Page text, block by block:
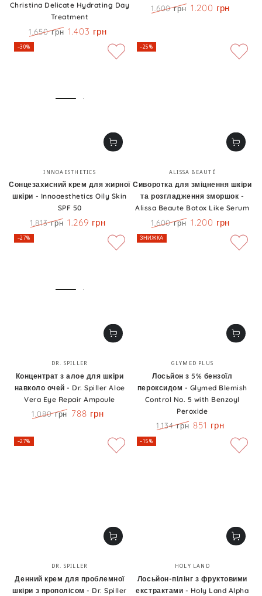
Christina Delicate Hydrating Day
Treatment
Ціна
1.650 грн 1.403 грн
1.600 грн 1.200 грн
Бренд:
INNOAESTHETICS
Сонцезахисний крем для жирної
шкіри - Innoaesthetics Oily Skin
SPF 50
Ціна
1.813 грн 1.269 грн
–30%
Бренд:
ALISSA BEAUTÉ
Сиворотка для зміцнення шкіри
та розгладження зморшок -
Alissa Beaute Botox Like Serum
Ціна
1.600 грн 1.200 грн
–25%
Бренд:
DR. SPILLER
Концентрат з алое для шкіри
навколо очей - Dr. Spiller Aloe
Vera Eye Repair Ampoule
1.080 грн 788 грн
–27%
Бренд:
GLYMED PLUS
Лосьйон з 5% бензоїл
пероксидом - Glymed Blemish
Control No. 5 with Benzoyl
Peroxide
1.134 грн 851 грн
ЗНИЖКА
Бренд:
DR. SPILLER
Денний крем для проблемної
шкіри з прополісом - Dr. Spiller
–27%
Бренд:
HOLY LAND
Лосьйон-пілінг з фруктовими
екстрактами - Holy Land Alpha
–15%